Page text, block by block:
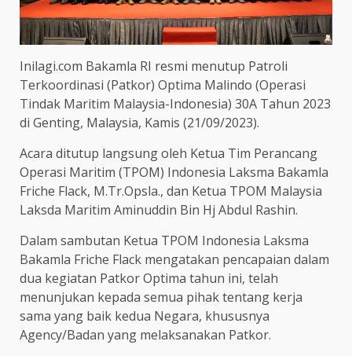
Inilagi.com Bakamla RI resmi menutup Patroli
Terkoordinasi (Patkor) Optima Malindo (Operasi
Tindak Maritim Malaysia-Indonesia) 30A Tahun 2023
di Genting, Malaysia, Kamis (21/09/2023).
Acara ditutup langsung oleh Ketua Tim Perancang
Operasi Maritim (TPOM) Indonesia Laksma Bakamla
Friche Flack, M.Tr.Opsla., dan Ketua TPOM Malaysia
Laksda Maritim Aminuddin Bin Hj Abdul Rashin.
Dalam sambutan Ketua TPOM Indonesia Laksma
Bakamla Friche Flack mengatakan pencapaian dalam
dua kegiatan Patkor Optima tahun ini, telah
menunjukan kepada semua pihak tentang kerja
sama yang baik kedua Negara, khususnya
Agency/Badan yang melaksanakan Patkor.